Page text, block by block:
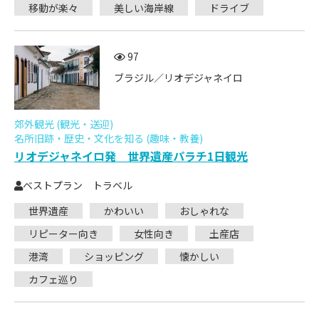
移動が楽々
美しい海岸線 ドライブ
97
ブラジル／リオデジャネイロ
郊外観光 (観光・送迎)
名所旧跡・歴史・文化を知る (趣味・教養)
リオデジャネイロ発 世界遺産パラチ1日観光
ベストプラン トラベル
世界遺産
かわいい
おしゃれな
リピーター向き
女性向き
土産店
港湾
ショッピング
懐かしい
カフェ巡り